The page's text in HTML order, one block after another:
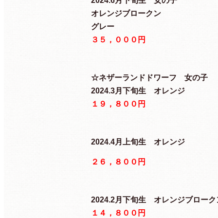
オレンジブロークン
グレー
３５，０００円
☆ネザーランドドワーフ 女の子
2024.3月下旬生 オレンジ
１９，８００円
2024.4月上旬生 オレンジ
２６，８００円
2024.2月下旬生 オレンジブローク
１４，８００円